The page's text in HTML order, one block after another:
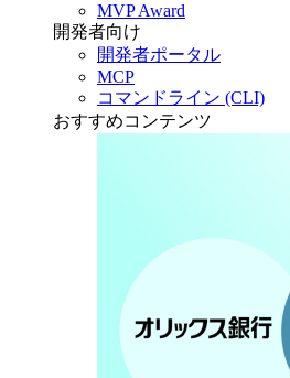
MVP Award
開発者向け
開発者ポータル
MCP
コマンドライン (CLI)
おすすめコンテンツ